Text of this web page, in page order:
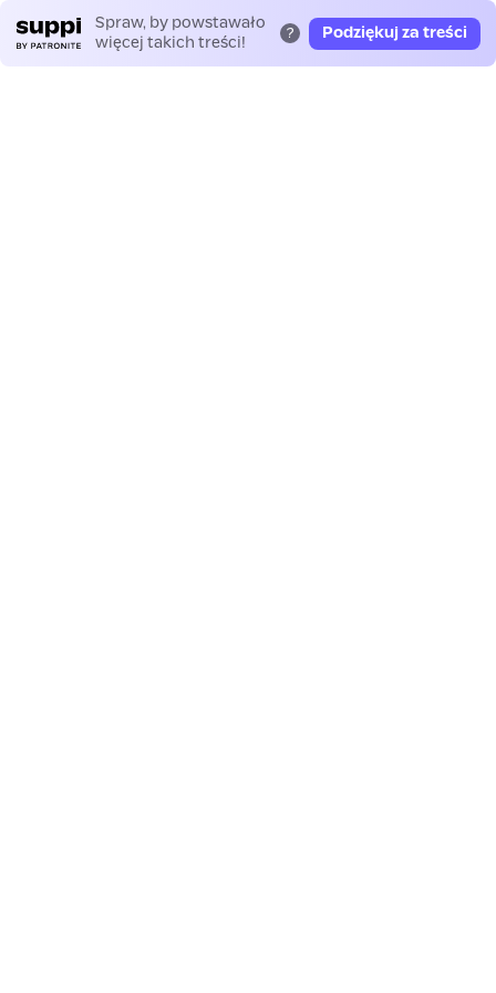
Spraw, by powstawało
więcej takich treści!
? Podziękuj za treści